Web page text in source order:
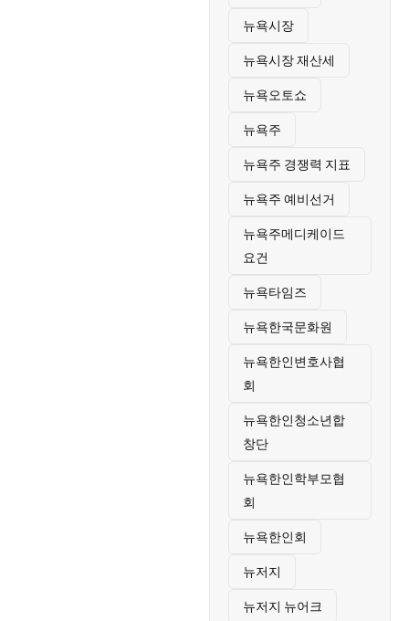
뉴욕시장
뉴욕시장 재산세
뉴욕오토쇼
뉴욕주
뉴욕주 경쟁력 지표
뉴욕주 예비선거
뉴욕주메디케이드
요건
뉴욕타임즈
뉴욕한국문화원
뉴욕한인변호사협
회
뉴욕한인청소년합
창단
뉴욕한인학부모협
회
뉴욕한인회
뉴저지
뉴저지 뉴어크